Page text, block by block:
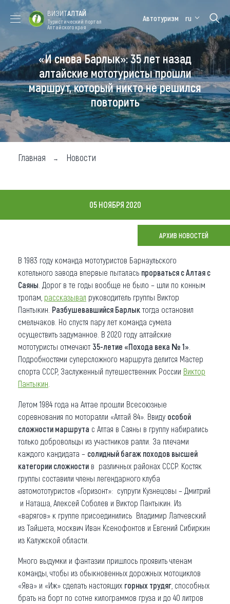
Форум VISIT
ALTAI
Цветение
маральника
Медицинский
форум
Алтайская
зимовка
Туры
Где побывать
Чем заняться
Где остановиться
О регионе
Коллекция впечатлений
Другие рубрики
ВИЗИТАЛТАЙ
Туристический портал
Алтайского края
Автотуризм ru
«И снова Барлык»: 35 лет назад
алтайские мототуристы прошли
маршрут, который никто не решился
повторить
Главная Новости
05 НОЯБРЯ 2020
АРХИВ НОВОСТЕЙ
В 1983 году команда мототуристов Барнаульского
котельного завода впервые пыталась прорваться с Алтая с
Саяны . Дорог в те годы вообще не было – шли по конным
тропам, рассказывал руководитель группы Виктор
Пантыкин. Разбушевавшийся Барлык тогда остановил
смельчаков. Но спустя пару лет команда сумела
осуществить задуманное. В 2020 году алтайские
мототуристы отмечают 35-летие «Похода века № 1»
Подробностями суперсложного маршрута делится Мастер
спорта СССР, Заслуженный путешественник России Виктор
Пантыкин
Летом 1984 года на Алтае прошли Всесоюзные
соревнования по моторалли «Алтай 84». Ввиду особой
сложности маршрута с Алтая в Саяны в группу набирались
только добровольцы из участников ралли. За плечами
каждого кандидата – солидный багаж походов высшей
категории сложности в различных районах СССР. Костяк
группы составили члены легендарного клуба
автомототуристов «Горизонт»: супруги Кузнецовы – Дмитрий
и Наташа, Алексей Соболев и Виктор Пантыкин. Из
«варягов» к группе присоединились Владимир Лапчевский
из Тайшета, москвич Иван Ксенофонтов и Евгений Сибиркин
из Калужской области.
Много выдумки и фантазии пришлось проявить членам
команды, чтобы из обыкновенных дорожных мотоциклов
«Ява» и «Иж» сделать настоящих горных трудяг , способных
брать на борт по сотне килограммов груза и до 40 литров